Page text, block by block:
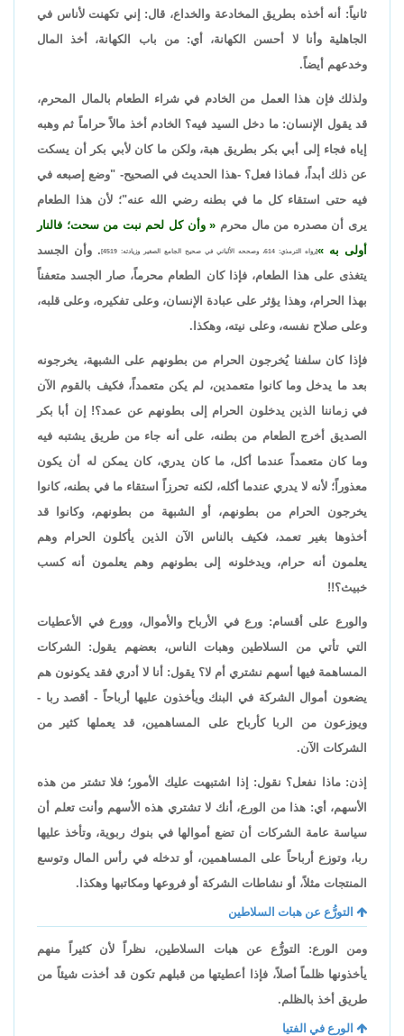
ثانياً: أنه أخذه بطريق المخادعة والخداع، قال: إني تكهنت لأناس في
الجاهلية وأنا لا أحسن الكهانة، أي: من باب الكهانة، أخذ المال
وخدعهم أيضاً.
ولذلك فإن هذا العمل من الخادم في شراء الطعام بالمال المحرم،
قد يقول الإنسان: ما دخل السيد فيه؟ الخادم أخذ مالاً حراماً ثم وهبه
إياه فجاء إلى أبي بكر بطريق هبة، ولكن ما كان لأبي بكر أن يسكت
عن ذلك أبداً، فماذا فعل؟ -هذا الحديث في الصحيح- "وضع إصبعه في
فيه حتى استقاء كل ما في بطنه رضي الله عنه"؛ لأن هذا الطعام
يرى أن مصدره من مال محرم
وأن كل لحم نبت من سحت؛ فالنار
أولى به
[رواه الترمذي: 614، وصححه الألباني في صحيح الجامع الصغير وزيادته: 4519]
. وأن الجسد
يتغذى على هذا الطعام، فإذا كان الطعام محرماً، صار الجسد متعفناً
بهذا الحرام، وهذا يؤثر على عبادة الإنسان، وعلى تفكيره، وعلى قلبه،
وعلى صلاح نفسه، وعلى نيته، وهكذا.
فإذا كان سلفنا يُخرجون الحرام من بطونهم على الشبهة، يخرجونه
بعد ما يدخل وما كانوا متعمدين، لم يكن متعمداً، فكيف بالقوم الآن
في زماننا الذين يدخلون الحرام إلى بطونهم عن عمد؟! إن أبا بكر
الصديق أخرج الطعام من بطنه، على أنه جاء من طريق يشتبه فيه
وما كان متعمداً عندما أكل، ما كان يدري، كان يمكن له أن يكون
معذوراً؛ لأنه لا يدري عندما أكله، لكنه تحرزاً استقاء ما في بطنه، كانوا
يخرجون الحرام من بطونهم، أو الشبهة من بطونهم، وكانوا قد
أخذوها بغير تعمد، فكيف بالناس الآن الذين يأكلون الحرام وهم
يعلمون أنه حرام، ويدخلونه إلى بطونهم وهم يعلمون أنه كسب
خبيث؟!!
والورع على أقسام: ورع في الأرباح والأموال، وورع في الأعطيات
التي تأتي من السلاطين وهبات الناس، بعضهم يقول: الشركات
المساهمة فيها أسهم نشتري أم لا؟ يقول: أنا لا أدري فقد يكونون هم
يضعون أموال الشركة في البنك ويأخذون عليها أرباحاً - أقصد ربا -
ويوزعون من الربا كأرباح على المساهمين، قد يعملها كثير من
الشركات الآن.
إذن: ماذا نفعل؟ نقول: إذا اشتبهت عليك الأمور؛ فلا تشتر من هذه
الأسهم، أي: هذا من الورع، أنك لا تشتري هذه الأسهم وأنت تعلم أن
سياسة عامة الشركات أن تضع أموالها في بنوك ربوية، وتأخذ عليها
ربا، وتوزع أرباحاً على المساهمين، أو تدخله في رأس المال وتوسع
المنتجات مثلاً، أو نشاطات الشركة أو فروعها ومكاتبها وهكذا.
التورُّع عن هبات السلاطين
ومن الورع: التورُّع عن هبات السلاطين، نظراً لأن كثيراً منهم
يأخذونها ظلماً أصلاً، فإذا أعطيتها من قبلهم تكون قد أخذت شيئاً من
طريق أخذ بالظلم.
الورع في الفتيا